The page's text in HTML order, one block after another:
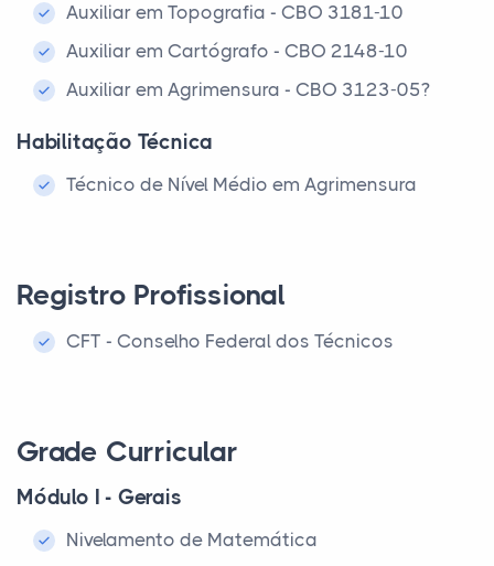
Auxiliar em Topografia - CBO 3181-10
Auxiliar em Cartógrafo - CBO 2148-10
Auxiliar em Agrimensura - CBO 3123-05?
Habilitação Técnica
Técnico de Nível Médio em Agrimensura
Registro Profissional
CFT - Conselho Federal dos Técnicos
Grade Curricular
Módulo I - Gerais
Nivelamento de Matemática